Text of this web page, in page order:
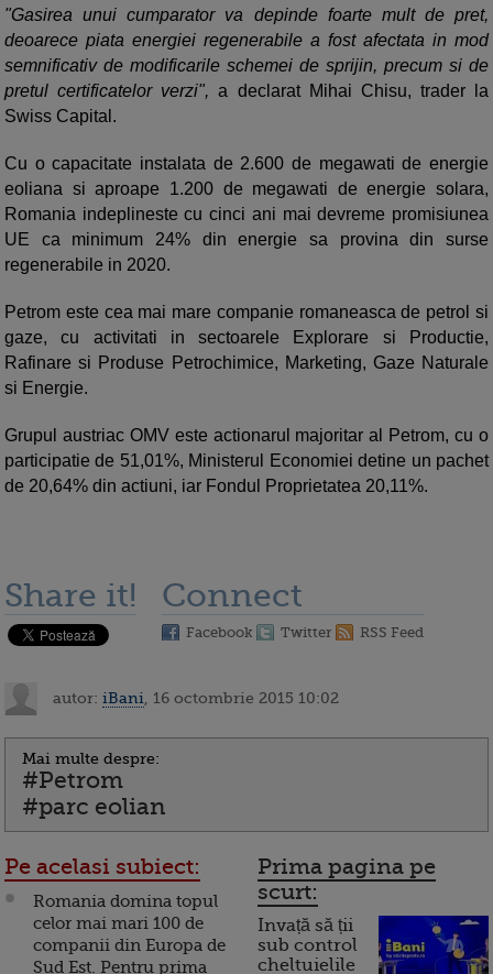
"Gasirea unui cumparator va depinde foarte mult de pret,
deoarece piata energiei regenerabile a fost afectata in mod
semnificativ de modificarile schemei de sprijin, precum si de
pretul certificatelor verzi", a declarat Mihai Chisu, trader la
Swiss Capital.
Cu o capacitate instalata de 2.600 de megawati de energie
eoliana si aproape 1.200 de megawati de energie solara,
Romania indeplineste cu cinci ani mai devreme promisiunea
UE ca minimum 24% din energie sa provina din surse
regenerabile in 2020.
Petrom este cea mai mare companie romaneasca de petrol si
gaze, cu activitati in sectoarele Explorare si Productie,
Rafinare si Produse Petrochimice, Marketing, Gaze Naturale
si Energie.
Grupul austriac OMV este actionarul majoritar al Petrom, cu o
participatie de 51,01%, Ministerul Economiei detine un pachet
de 20,64% din actiuni, iar Fondul Proprietatea 20,11%.
Share it! Connect
Facebook Twitter RSS Feed
autor: iBani , 16 octombrie 2015 10:02
Mai multe despre:
#Petrom
#parc eolian
Pe acelasi subiect:
Romania domina topul
celor mai mari 100 de
companii din Europa de
Sud Est. Pentru prima
Prima pagina pe
scurt:
Invață să ții
sub control
cheltuielile